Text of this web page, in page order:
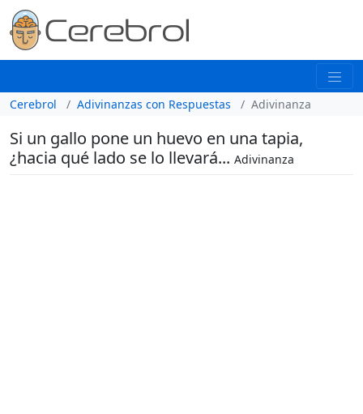
Cerebrol Adivinanzas con Respuestas Adivinanza
Si un gallo pone un huevo en una tapia,
¿hacia qué lado se lo llevará... Adivinanza